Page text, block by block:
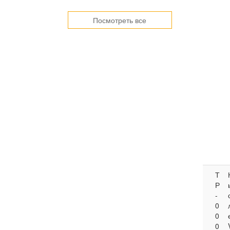
Посмотреть все
Т
Р
-
0
0
0